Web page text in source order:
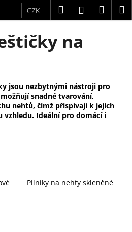
CZK HledatPřihlášení
na
jsou nezbytnými nástroji pro
snadné tvarování,
nehtů, čímž přispívají k jejich
vzhledu. Ideální pro domácí i
Pilníky na nehty skleněné